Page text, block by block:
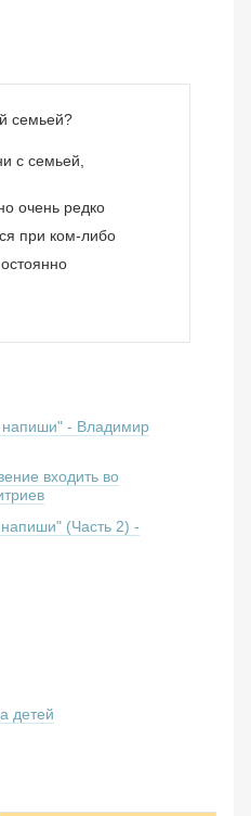
семьей?
с семьей,
очень редко
при ком-либо
напиши" - Владимир
входить во
(Часть 2) -
детей